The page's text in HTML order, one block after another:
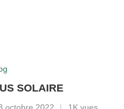
SOLAIRE
octobre 2022 1K vues